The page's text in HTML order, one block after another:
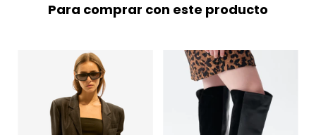
Para comprar con este producto